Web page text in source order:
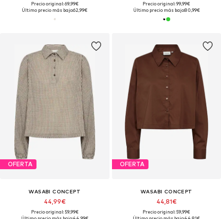
Precio original: 69,99€
Último precio más bajo:62,99€
Precio original: 99,99€
Último precio más bajo:80,99€
OFERTA
WASABI CONCEPT
44,99€
Precio original: 59,99€
OFERTA
WASABI CONCEPT
44,81€
Precio original: 59,99€